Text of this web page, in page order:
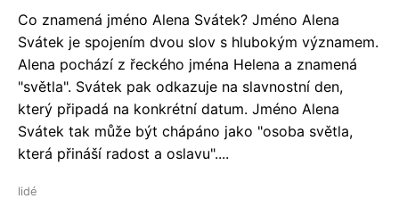
Co znamená jméno Alena Svátek? Jméno Alena
Svátek je spojením dvou slov s hlubokým významem.
Alena pochází z řeckého jména Helena a znamená
"světla". Svátek pak odkazuje na slavnostní den,
který připadá na konkrétní datum. Jméno Alena
Svátek tak může být chápáno jako "osoba světla,
která přináší radost a oslavu"....
lidé